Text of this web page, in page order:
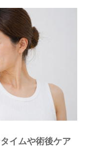
イムや術後ケア